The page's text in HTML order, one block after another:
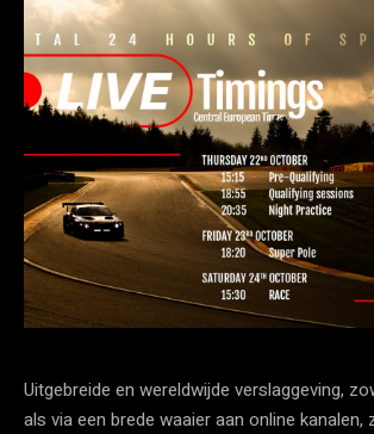
Uitgebreide en wereldwijde verslaggeving,
als via een brede waaier aan online kanalen,